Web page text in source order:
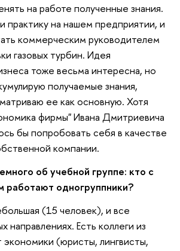
на работе полученные знания.
практику на нашем предприятии, и
коммерческим руководителем
газовых турбин. Идея
тоже весьма интересна, но
получаемые знания,
ее как основную. Хотя
фирмы" Ивана Дмитриевича
бы попробовать себя в качестве
компании.
об учебной группе: кто с
работают одногруппники?
(15 человек), и все
направлениях. Есть коллеги из
экономики (юристы, лингвисты,